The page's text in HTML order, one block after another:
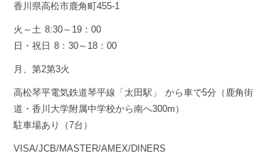
香川県高松市鹿角町455-1
火～土 8:30～19：00
日・祝日 8：30～18：00
月、第2第3火
高松琴平電気鉄道琴平線「太田駅」 から車で5分（鹿角街
道・香川大学附属中学校から南へ300m）
駐車場あり（7台）
VISA/JCB/MASTER/AMEX/DINERS